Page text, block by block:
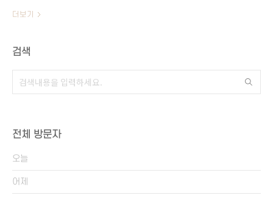
더보기
검색
전체 방문자
오늘
어제